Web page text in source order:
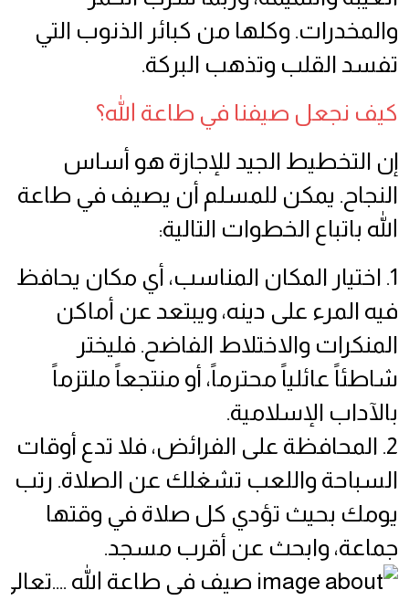
والمخدرات. وكلها من كبائر الذنوب التي
تفسد القلب وتذهب البركة.
كيف نجعل صيفنا في طاعة الله؟
إن التخطيط الجيد للإجازة هو أساس
النجاح. يمكن للمسلم أن يصيف في طاعة
الله باتباع الخطوات التالية:
1. اختيار المكان المناسب، أي مكان يحافظ
فيه المرء على دينه، ويبتعد عن أماكن
المنكرات والاختلاط الفاضح. فليختر
شاطئاً عائلياً محترماً، أو منتجعاً ملتزماً
بالآداب الإسلامية.
2. المحافظة على الفرائض، فلا تدع أوقات
السباحة واللعب تشغلك عن الصلاة. رتب
يومك بحيث تؤدي كل صلاة في وقتها
جماعة، وابحث عن أقرب مسجد.